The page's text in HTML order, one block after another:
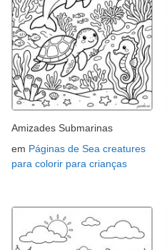
Amizades Submarinas
em Páginas de Sea creatures
para colorir para crianças